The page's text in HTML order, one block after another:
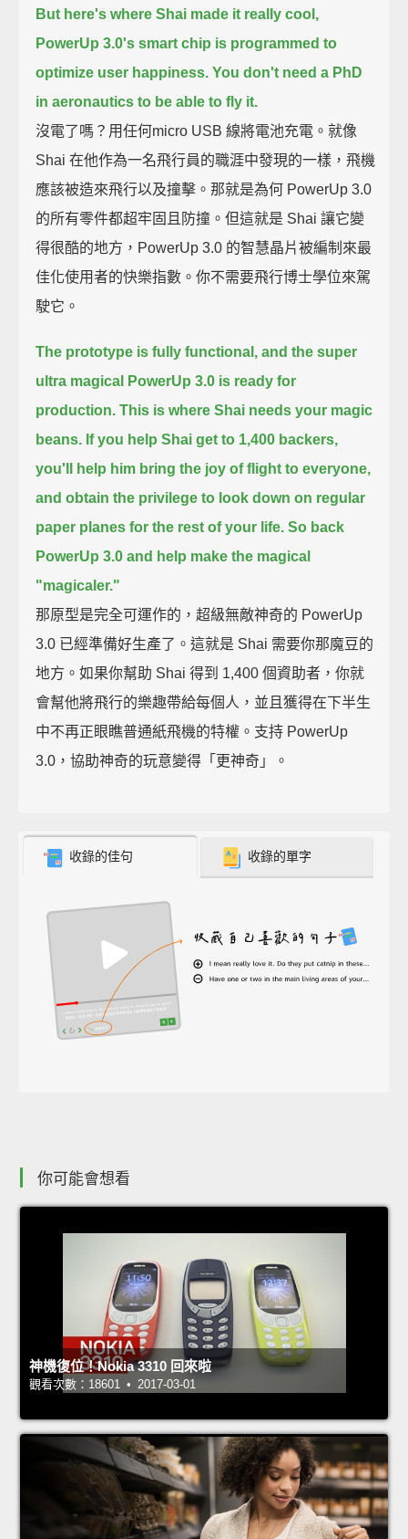
But here's where Shai made it really cool,
PowerUp 3.0's smart chip is programmed to
optimize user happiness. You don't need a PhD
in aeronautics to be able to fly it.
沒電了嗎？用任何micro USB 線將電池充電。就像
Shai 在他作為一名飛行員的職涯中發現的一樣，飛機
應該被造來飛行以及撞擊。那就是為何 PowerUp 3.0
的所有零件都超牢固且防撞。但這就是 Shai 讓它變
得很酷的地方，PowerUp 3.0 的智慧晶片被編制來最
佳化使用者的快樂指數。你不需要飛行博士學位來駕
駛它。
The prototype is fully functional, and the super
ultra magical PowerUp 3.0 is ready for
production. This is where Shai needs your magic
beans. If you help Shai get to 1,400 backers,
you'll help him bring the joy of flight to everyone,
and obtain the privilege to look down on regular
paper planes for the rest of your life. So back
PowerUp 3.0 and help make the magical
"magicaler."
那原型是完全可運作的，超級無敵神奇的 PowerUp
3.0 已經準備好生產了。這就是 Shai 需要你那魔豆的
地方。如果你幫助 Shai 得到 1,400 個資助者，你就
會幫他將飛行的樂趣帶給每個人，並且獲得在下半生
中不再正眼瞧普通紙飛機的特權。支持 PowerUp
3.0，協助神奇的玩意變得「更神奇」。
收錄的佳句 收錄的單字
你可能會想看
神機復位！Nokia 3310 回來啦
觀看次數：18601 • 2017-03-01